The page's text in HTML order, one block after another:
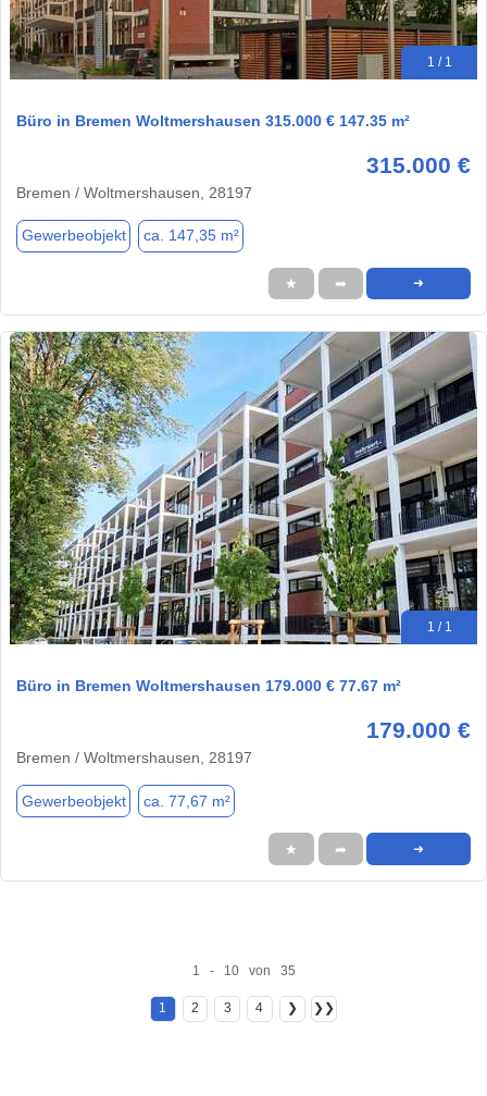
1 / 1
Büro in Bremen Woltmershausen 315.000 € 147.35 m²
315.000 €
Bremen / Woltmershausen, 28197
Gewerbeobjekt ca. 147,35 m²
★ ➦ ➜
1 / 1
Büro in Bremen Woltmershausen 179.000 € 77.67 m²
179.000 €
Bremen / Woltmershausen, 28197
Gewerbeobjekt ca. 77,67 m²
★ ➦ ➜
1 - 10 von 35
1 2 3 4 ❯ ❯❯